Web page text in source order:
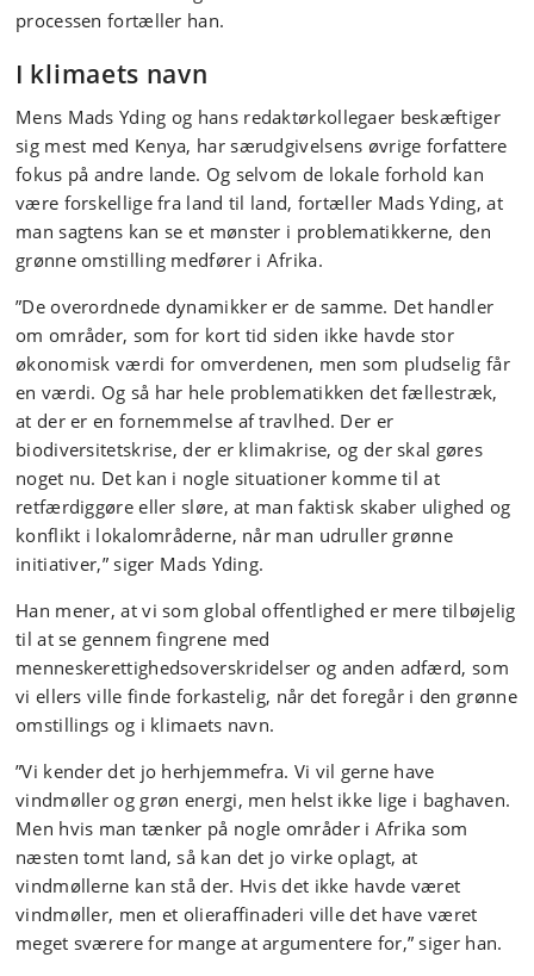
processen fortæller han.
I klimaets navn
Mens Mads Yding og hans redaktørkollegaer beskæftiger
sig mest med Kenya, har særudgivelsens øvrige forfattere
fokus på andre lande. Og selvom de lokale forhold kan
være forskellige fra land til land, fortæller Mads Yding, at
man sagtens kan se et mønster i problematikkerne, den
grønne omstilling medfører i Afrika.
”De overordnede dynamikker er de samme. Det handler
om områder, som for kort tid siden ikke havde stor
økonomisk værdi for omverdenen, men som pludselig får
en værdi. Og så har hele problematikken det fællestræk,
at der er en fornemmelse af travlhed. Der er
biodiversitetskrise, der er klimakrise, og der skal gøres
noget nu. Det kan i nogle situationer komme til at
retfærdiggøre eller sløre, at man faktisk skaber ulighed og
konflikt i lokalområderne, når man udruller grønne
initiativer,” siger Mads Yding.
Han mener, at vi som global offentlighed er mere tilbøjelig
til at se gennem fingrene med
menneskerettighedsoverskridelser og anden adfærd, som
vi ellers ville finde forkastelig, når det foregår i den grønne
omstillings og i klimaets navn.
”Vi kender det jo herhjemmefra. Vi vil gerne have
vindmøller og grøn energi, men helst ikke lige i baghaven.
Men hvis man tænker på nogle områder i Afrika som
næsten tomt land, så kan det jo virke oplagt, at
vindmøllerne kan stå der. Hvis det ikke havde været
vindmøller, men et olieraffinaderi ville det have været
meget sværere for mange at argumentere for,” siger han.